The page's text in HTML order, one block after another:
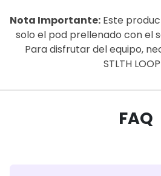
Nota Importante: Este
solo el pod prellenado con el
Para disfrutar del equipo,
STLTH
FAQ